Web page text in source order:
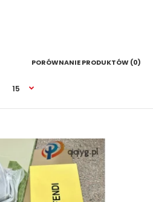
PORÓWNANIE PRODUKTÓW (0)